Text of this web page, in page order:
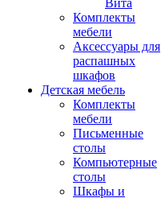
Вита
Комплекты
мебели
Аксессуары для
распашных
шкафов
Детская мебель
Комплекты
мебели
Письменные
столы
Компьютерные
столы
Шкафы и